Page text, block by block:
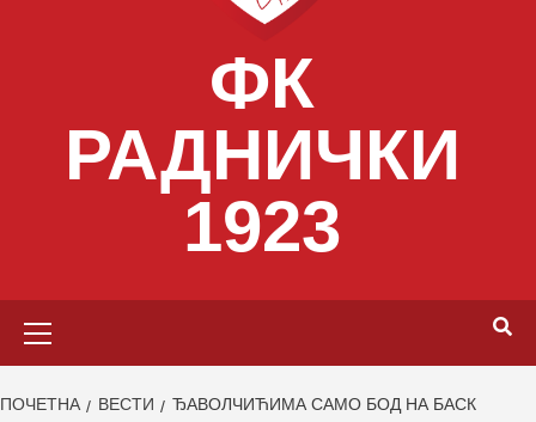
ФК
РАДНИЧКИ
1923
ПОЧЕТНА ВЕСТИ
ЂАВОЛЧИЋИМА САМО БОД НА БАСК